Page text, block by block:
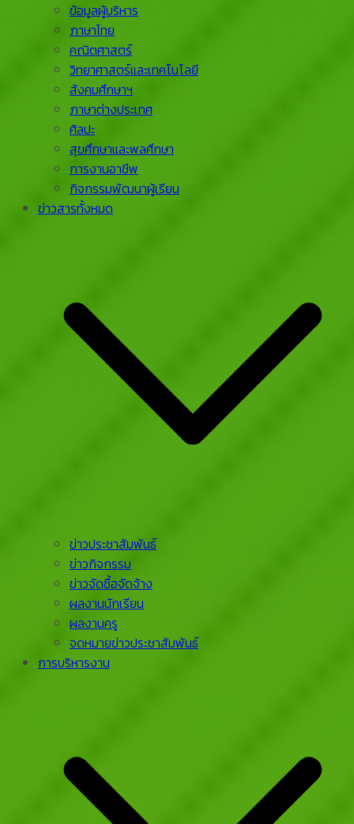
ข้อมูลผู้บริหาร
ภาษาไทย
คณิตศาสตร์
วิทยาศาสตร์และเทคโนโลยี
สังคมศึกษาฯ
ภาษาต่างประเทศ
ศิลปะ
สุขศึกษาและพลศึกษา
การงานอาชีพ
กิจกรรมพัฒนาผู้เรียน
ข่าวสารทั้งหมด
ข่าวประชาสัมพันธ์
ข่าวกิจกรรม
ข่าวจัดซื้อจัดจ้าง
ผลงานนักเรียน
ผลงานครู
จดหมายข่าวประชาสัมพันธ์
การบริหารงาน